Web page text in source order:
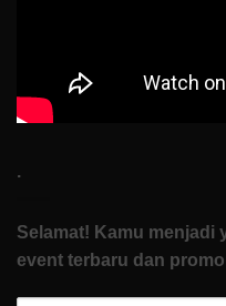
.
Selamat! Kamu menjadi
event terbaru dan